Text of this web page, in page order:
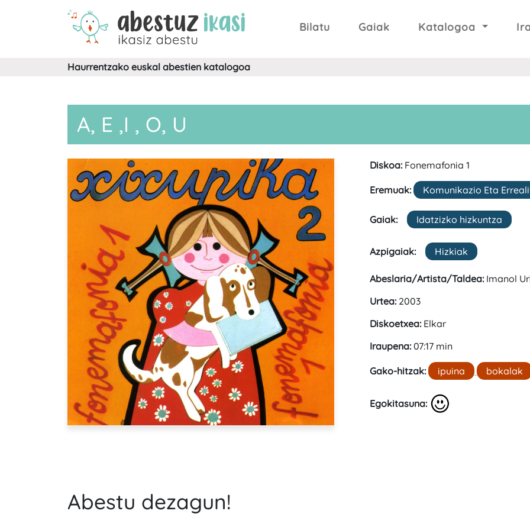
Bilatu Gaiak Katalogoa
Haurrentzako euskal abestien katalogoa
A, E ,I , O, U
Diskoa:Fonemafonia 1
Eremuak: Komunikazio Eta
Gaiak: Idatzizko hizkuntza
Azpigaiak: Hizkiak
Abeslaria/Artista/Taldea:Imanol
Urtea:2003
Diskoetxea:Elkar
Iraupena:07:17 min
Gako-hitzak: ipuina bokalak
Egokitasuna:
Abestu dezagun!